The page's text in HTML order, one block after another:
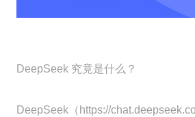
DeepSeek 究竟是什么？
DeepSeek（https://